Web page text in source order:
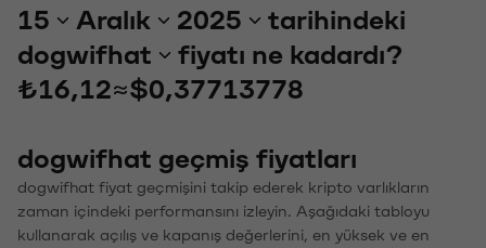
15 Aralık 2025
tarihindeki
dogwifhat
fiyatı ne kadardı?
₺16,12≈$0,37713778
dogwifhat geçmiş fiyatları
dogwifhat fiyat geçmişini takip ederek kripto varlıkların
zaman içindeki performansını izleyin. Aşağıdaki tabloyu
kullanarak açılış ve kapanış değerlerini, en yüksek ve en